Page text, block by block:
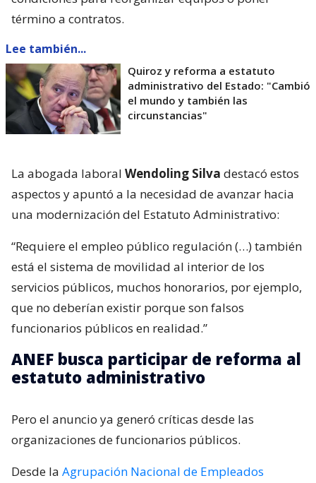
término a contratos.
Lee también...
Quiroz y reforma a estatuto
administrativo del Estado: "Cambió
el mundo y también las
circunstancias"
La abogada laboral Wendoling Silva destacó estos
aspectos y apuntó a la necesidad de avanzar hacia
una modernización del Estatuto Administrativo:
“Requiere el empleo público regulación (…) también
está el sistema de movilidad al interior de los
servicios públicos, muchos honorarios, por ejemplo,
que no deberían existir porque son falsos
funcionarios públicos en realidad.”
ANEF busca participar de reforma al
estatuto administrativo
Pero el anuncio ya generó críticas desde las
organizaciones de funcionarios públicos.
Desde la Agrupación Nacional de Empleados